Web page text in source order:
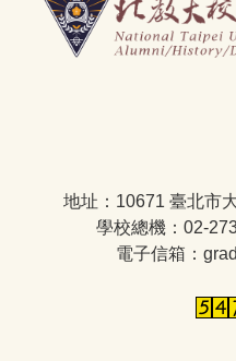
地址：10671 臺北市
學校總機：02-
電子信箱：